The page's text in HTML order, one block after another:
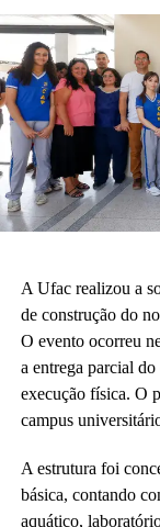
A Ufac realizou a
de construção do
O evento ocorreu
a entrega parcial
execução física. O
campus
A estrutura foi
básica, contando
aquático,